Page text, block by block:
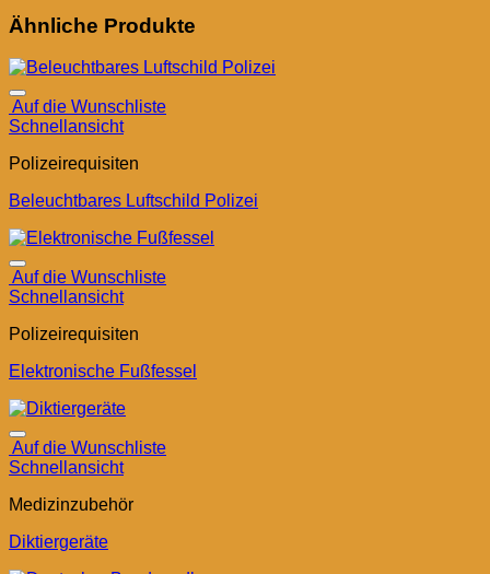
Ähnliche Produkte
Auf die Wunschliste
Schnellansicht
Polizeirequisiten
Beleuchtbares Luftschild Polizei
Auf die Wunschliste
Schnellansicht
Polizeirequisiten
Elektronische Fußfessel
Auf die Wunschliste
Schnellansicht
Medizinzubehör
Diktiergeräte